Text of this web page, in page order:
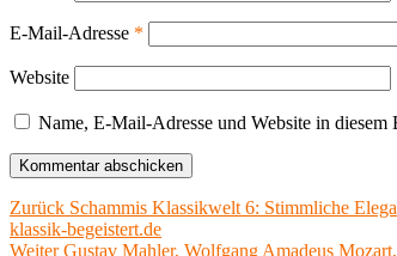
E-Mail-Adresse *
Website
Name, E-Mail-Adresse und Website in
Beitragsnavigation
Zurück Vorheriger
Beitrag:
Schammis Klassikwelt 6: Stimmliche
klassik-begeistert.de
Weiter Nächster
Gustav Mahler, Wolfgang Amadeus